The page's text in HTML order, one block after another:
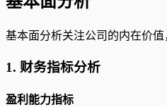
基本面分析关注公司的内在价值
1. 财务指标分析
盈利能力指标